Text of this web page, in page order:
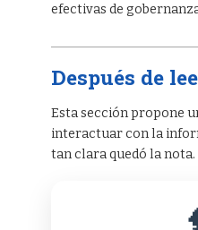
efectivas de
Después de
Esta sección propone
interactuar con la
tan clara quedó la nota.